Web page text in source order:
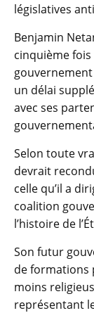
législatives
Benjamin
cinquième
un délai
avec ses
Selon toute
devrait
celle qu’il a
coalition
l’histoire de
Son futur
de formations
moins
représentant